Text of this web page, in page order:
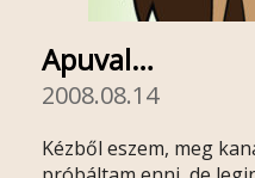
Apuval…
2008.08.14
Kézből eszem, meg